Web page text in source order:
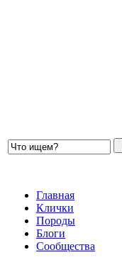
Главная
Клички
Породы
Блоги
Сообщества